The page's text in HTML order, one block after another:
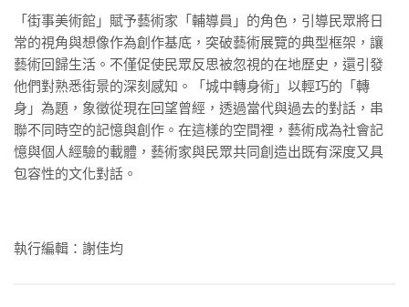
「街事美術館」賦予藝術家「輔導員」的角色，引導民眾將日
常的視角與想像作為創作基底，突破藝術展覽的典型框架，讓
藝術回歸生活。不僅促使民眾反思被忽視的在地歷史，還引發
他們對熟悉街景的深刻感知。「城中轉身術」以輕巧的「轉
身」為題，象徵從現在回望曾經，透過當代與過去的對話，串
聯不同時空的記憶與創作。在這樣的空間裡，藝術成為社會記
憶與個人經驗的載體，藝術家與民眾共同創造出既有深度又具
包容性的文化對話。
執行編輯：謝佳均